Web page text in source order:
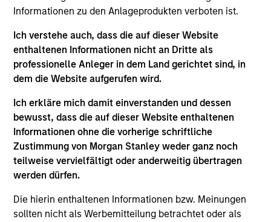
Informationen zu den Anlageprodukten verboten ist.
Ich verstehe auch, dass die auf dieser Website
enthaltenen Informationen nicht an Dritte als
professionelle Anleger in dem Land gerichtet sind, in
dem die Website aufgerufen wird.
Ich erkläre mich damit einverstanden und dessen
bewusst, dass die auf dieser Website enthaltenen
Informationen ohne die vorherige schriftliche
Zustimmung von Morgan Stanley weder ganz noch
teilweise vervielfältigt oder anderweitig übertragen
werden dürfen.
Die hierin enthaltenen Informationen bzw. Meinungen
sollten nicht als Werbemitteilung betrachtet oder als
May not represent all Team Members.
The information on this page is for informational
purposes only. The information contained herein does
not constitute and should not be construed as an
solicitation of an offer to buy any securities in any
jurisdiction in which such offer or solicitation,
purchase or sale would be unlawful under the
securities, insurance or other laws of such jurisdiction.
All investing involves risks, including a loss of principal.
information on the strategy, including additional risk
considerations.